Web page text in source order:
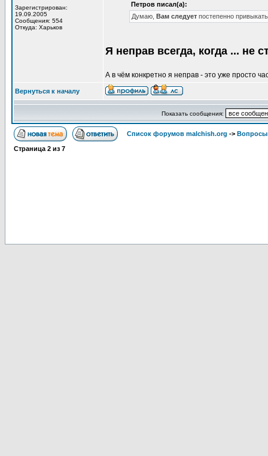
Зарегистрирован:
19.09.2005
Сообщения: 554
Откуда: Харьков
Петров писал(а):
Думаю, Вам следует постепенно
Я неправ всегда, когда ... не
А в чём конкретно я неправ - это уже просто
Вернуться к началу
Показать сообщения:
Список форумов malchish.org -> Вопросы
Страница 2 из 7